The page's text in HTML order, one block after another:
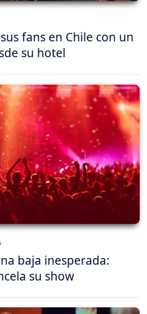
fans en Chile con un
su hotel
baja inesperada:
su show